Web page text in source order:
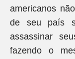
americanos
de seu país
assassinar
fazendo o